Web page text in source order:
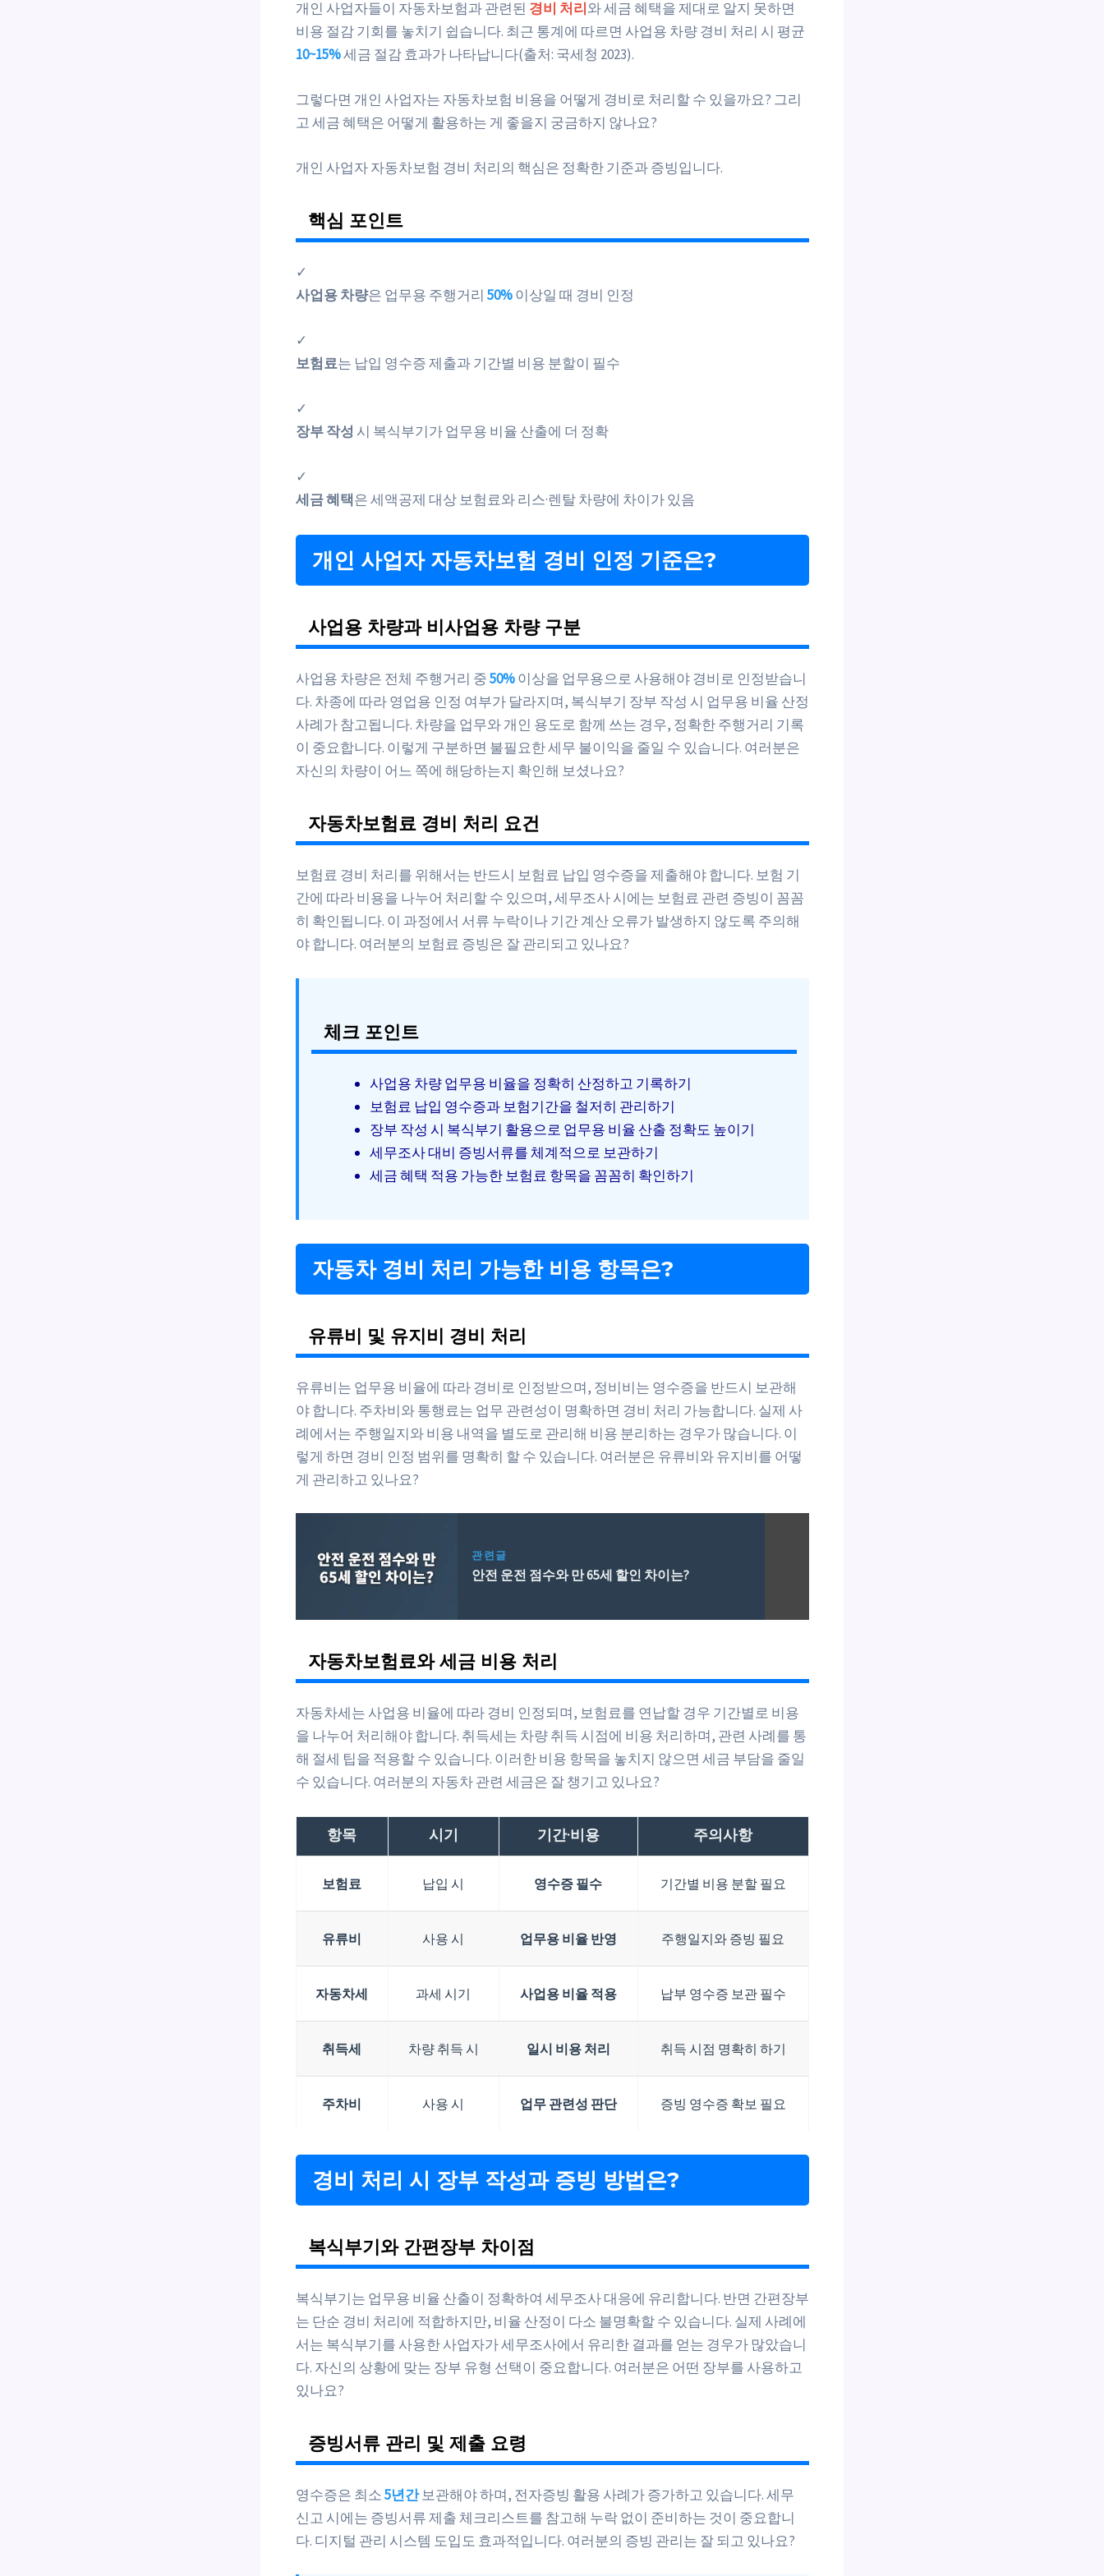
개인 사업자들이 자동차보험과 관련된 경비 처리와 세금 혜택을 제대로 알지 못하면
비용 절감 기회를 놓치기 쉽습니다. 최근 통계에 따르면 사업용 차량 경비 처리 시 평균
10~15%세금 절감 효과가 나타납니다(출처: 국세청 2023).
그렇다면 개인 사업자는 자동차보험 비용을 어떻게 경비로 처리할 수 있을까요? 그리
고 세금 혜택은 어떻게 활용하는 게 좋을지 궁금하지 않나요?
개인 사업자 자동차보험 경비 처리의 핵심은 정확한 기준과 증빙입니다.
핵심 포인트
✓
사업용 차량은 업무용 주행거리 50%이상일 때 경비 인정
✓
보험료는 납입 영수증 제출과 기간별 비용 분할이 필수
✓
장부 작성 시 복식부기가 업무용 비율 산출에 더 정확
✓
세금 혜택은 세액공제 대상 보험료와 리스·렌탈 차량에 차이가 있음
개인 사업자 자동차보험 경비 인정 기준은?
사업용 차량과 비사업용 차량 구분
사업용 차량은 전체 주행거리 중50%이상을 업무용으로 사용해야 경비로 인정받습니
다. 차종에 따라 영업용 인정 여부가 달라지며, 복식부기 장부 작성 시 업무용 비율 산정
사례가 참고됩니다. 차량을 업무와 개인 용도로 함께 쓰는 경우, 정확한 주행거리 기록
이 중요합니다. 이렇게 구분하면 불필요한 세무 불이익을 줄일 수 있습니다. 여러분은
자신의 차량이 어느 쪽에 해당하는지 확인해 보셨나요?
자동차보험료 경비 처리 요건
보험료 경비 처리를 위해서는 반드시 보험료 납입 영수증을 제출해야 합니다. 보험 기
간에 따라 비용을 나누어 처리할 수 있으며, 세무조사 시에는 보험료 관련 증빙이 꼼꼼
히 확인됩니다. 이 과정에서 서류 누락이나 기간 계산 오류가 발생하지 않도록 주의해
야 합니다. 여러분의 보험료 증빙은 잘 관리되고 있나요?
체크 포인트
사업용 차량 업무용 비율을 정확히 산정하고 기록하기
보험료 납입 영수증과 보험기간을 철저히 관리하기
장부 작성 시 복식부기 활용으로 업무용 비율 산출 정확도 높이기
세무조사 대비 증빙서류를 체계적으로 보관하기
세금 혜택 적용 가능한 보험료 항목을 꼼꼼히 확인하기
자동차 경비 처리 가능한 비용 항목은?
유류비 및 유지비 경비 처리
유류비는 업무용 비율에 따라 경비로 인정받으며, 정비비는 영수증을 반드시 보관해
야 합니다. 주차비와 통행료는 업무 관련성이 명확하면 경비 처리 가능합니다. 실제 사
례에서는 주행일지와 비용 내역을 별도로 관리해 비용 분리하는 경우가 많습니다. 이
렇게 하면 경비 인정 범위를 명확히 할 수 있습니다. 여러분은 유류비와 유지비를 어떻
게 관리하고 있나요?
관련글
안전 운전 점수와 만 65세 할인 차이는?
자동차보험료와 세금 비용 처리
자동차세는 사업용 비율에 따라 경비 인정되며, 보험료를 연납할 경우 기간별로 비용
을 나누어 처리해야 합니다. 취득세는 차량 취득 시점에 비용 처리하며, 관련 사례를 통
해 절세 팁을 적용할 수 있습니다. 이러한 비용 항목을 놓치지 않으면 세금 부담을 줄일
수 있습니다. 여러분의 자동차 관련 세금은 잘 챙기고 있나요?
항목 시기 기간·비용 주의사항
보험료 납입 시 영수증 필수 기간별 비용 분할 필요
유류비 사용 시 업무용 비율 반영 주행일지와 증빙 필요
자동차세 과세 시기 사업용 비율 적용 납부 영수증 보관 필수
취득세 차량 취득 시 일시 비용 처리 취득 시점 명확히 하기
주차비 사용 시 업무 관련성 판단 증빙 영수증 확보 필요
경비 처리 시 장부 작성과 증빙 방법은?
복식부기와 간편장부 차이점
복식부기는 업무용 비율 산출이 정확하여 세무조사 대응에 유리합니다. 반면 간편장부
는 단순 경비 처리에 적합하지만, 비율 산정이 다소 불명확할 수 있습니다. 실제 사례에
서는 복식부기를 사용한 사업자가 세무조사에서 유리한 결과를 얻는 경우가 많았습니
다. 자신의 상황에 맞는 장부 유형 선택이 중요합니다. 여러분은 어떤 장부를 사용하고
있나요?
증빙서류 관리 및 제출 요령
영수증은 최소5년간보관해야 하며, 전자증빙 활용 사례가 증가하고 있습니다. 세무
신고 시에는 증빙서류 제출 체크리스트를 참고해 누락 없이 준비하는 것이 중요합니
다. 디지털 관리 시스템 도입도 효과적입니다. 여러분의 증빙 관리는 잘 되고 있나요?